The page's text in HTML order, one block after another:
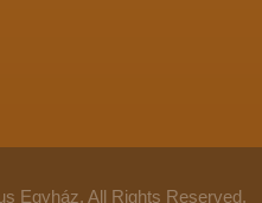
Egyház. All Rights Reserved.